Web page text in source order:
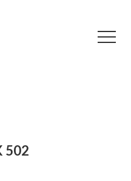
502